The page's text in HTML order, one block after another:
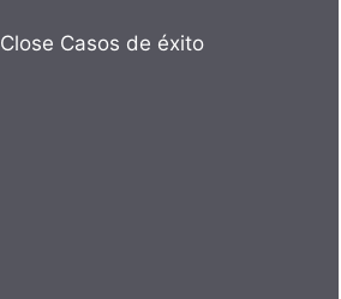
Close Casos de éxito